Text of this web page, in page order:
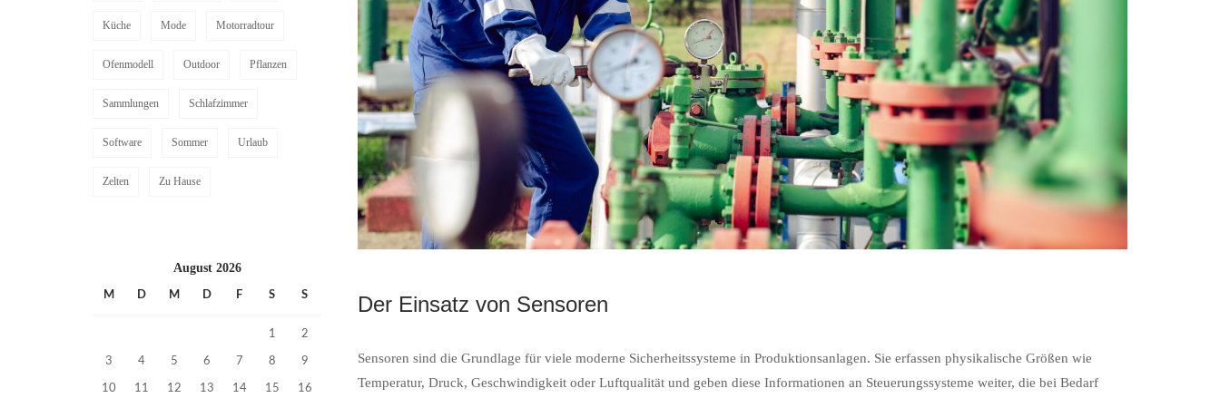
Der Einsatz von Sensoren
Sensoren sind die Grundlage für viele moderne Sicherheitssysteme in Produktionsanlagen. Sie erfassen physikalische Größen wie
Temperatur, Druck, Geschwindigkeit oder Luftqualität und geben diese Informationen an Steuerungssysteme weiter, die bei Bedarf
Küche Mode Motorradtour
Ofenmodell Outdoor Pflanzen
Sammlungen Schlafzimmer
Software Sommer Urlaub
Zelten Zu Hause
August 2026
M D M D F S S
1 2
3 4 5 6 7 8 9
10 11 12 13 14 15 16